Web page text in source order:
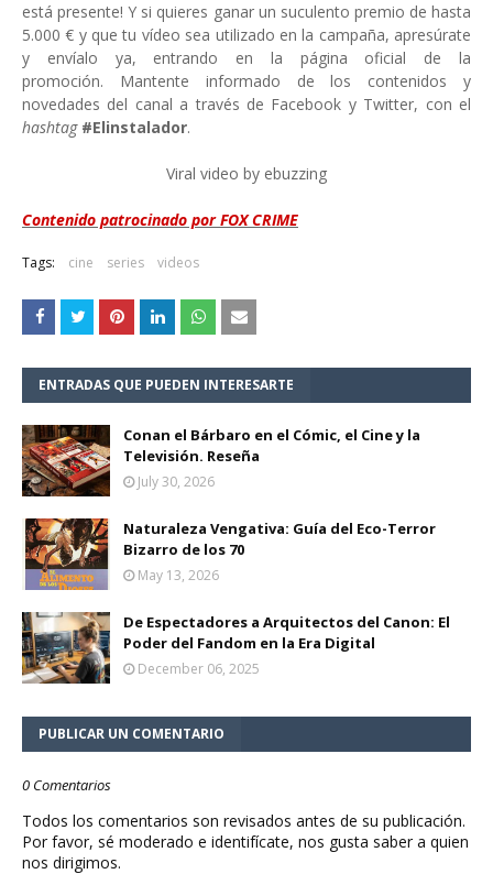
está presente! Y si quieres ganar un suculento premio de hasta
5.000 € y que tu vídeo sea utilizado en la campaña, apresúrate
y envíalo ya, entrando en la página oficial de la
promoción. Mantente informado de los contenidos y
novedades del canal a través de Facebook y Twitter, con el
hashtag #Elinstalador.
Viral video by ebuzzing
Contenido patrocinado por FOX CRIME
Tags: cine series videos
ENTRADAS QUE PUEDEN INTERESARTE
Conan el Bárbaro en el Cómic, el Cine y la
Televisión. Reseña
July 30, 2026
Naturaleza Vengativa: Guía del Eco-Terror
Bizarro de los 70
May 13, 2026
De Espectadores a Arquitectos del Canon: El
Poder del Fandom en la Era Digital
December 06, 2025
PUBLICAR UN COMENTARIO
0 Comentarios
Todos los comentarios son revisados antes de su publicación.
Por favor, sé moderado e identifícate, nos gusta saber a quien
nos dirigimos.